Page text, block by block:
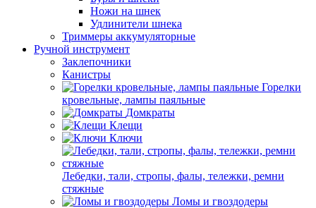
Ножи на шнек
Удлинители шнека
Триммеры аккумуляторные
Ручной инструмент
Заклепочники
Канистры
Горелки
кровельные, лампы паяльные
Домкраты
Клещи
Ключи
Лебедки, тали, стропы, фалы, тележки, ремни
стяжные
Ломы и гвоздодеры